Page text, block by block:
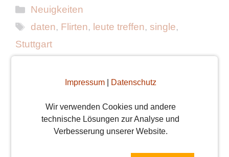
Impressum| Datenschutz
Wir verwenden Cookies und andere
technische Lösungen zur Analyse und
Verbesserung unserer Website.
Kategorien
Neuigkeiten
Schlagwörter
daten, Flirten, leute treffen, single,
Stuttgart
Eure Gesundheit liegt uns am Herzen
Schreibe einen Kommentar
Kommentar